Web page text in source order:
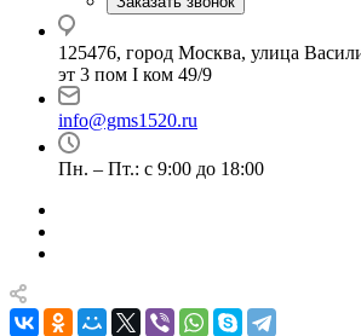
125476, город Москва, улица
эт 3 пом I ком 49/9
info@gms1520.ru
Пн. – Пт.: с 9:00 до 18:00